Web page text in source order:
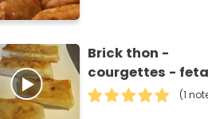
Brick thon -
courgettes - feta
(1